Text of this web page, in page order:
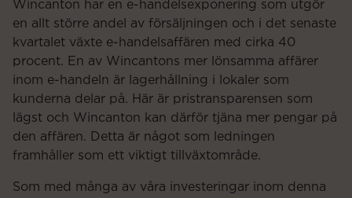
Wincanton har en e-handelsexponering som utgör
en allt större andel av försäljningen och i det senaste
kvartalet växte e-handelsaffären med cirka 40
procent. En av Wincantons mer lönsamma affärer
inom e-handeln är lagerhållning i lokaler som
kunderna delar på. Här är pristransparensen som
lägst och Wincanton kan därför tjäna mer pengar på
den affären. Detta är något som ledningen
framhåller som ett viktigt tillväxtområde.
Som med många av våra investeringar inom denna